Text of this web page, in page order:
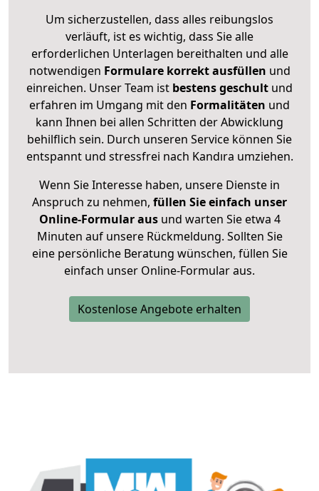
Um sicherzustellen, dass alles reibungslos
verläuft, ist es wichtig, dass Sie alle
erforderlichen Unterlagen bereithalten und alle
notwendigen Formulare korrekt ausfüllen und
einreichen. Unser Team ist bestens geschult und
erfahren im Umgang mit den Formalitäten und
kann Ihnen bei allen Schritten der Abwicklung
behilflich sein. Durch unseren Service können Sie
entspannt und stressfrei nach Kandıra umziehen.
Wenn Sie Interesse haben, unsere Dienste in
Anspruch zu nehmen, füllen Sie einfach unser
Online-Formular ausund warten Sie etwa 4
Minuten auf unsere Rückmeldung. Sollten Sie
eine persönliche Beratung wünschen, füllen Sie
einfach unser Online-Formular aus.
Kostenlose Angebote erhalten